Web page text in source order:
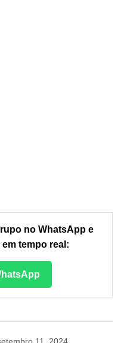
no WhatsApp e
tempo real:
11, 2024